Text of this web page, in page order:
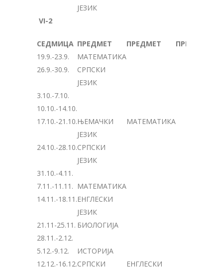
ЈЕЗИК
VI-2
СЕДМИЦА ПРЕДМЕТ ПРЕДМЕТ
ПРЕДМЕТ
19.9.-23.9.
МАТЕМАТИКА
26.9.-30.9.
СРПСКИ
ЈЕЗИК
3.10.-7.10.
10.10.-14.10.
17.10.-21.10.ЊЕМАЧКИ
ЈЕЗИК
МАТЕМАТИКА
24.10.-28.10.СРПСКИ
ЈЕЗИК
31.10.-4.11.
7.11.-11.11. МАТЕМАТИКА
14.11.-18.11.ЕНГЛЕСКИ
ЈЕЗИК
21.11-25.11. БИОЛОГИЈА
28.11.-2.12.
5.12.-9.12.
ИСТОРИЈА
12.12.-16.12.СРПСКИ
ЕНГЛЕСКИ